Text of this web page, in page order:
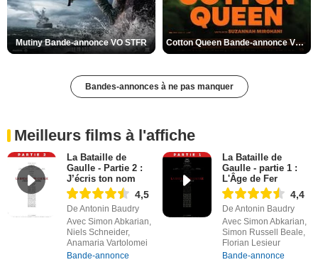
Mutiny Bande-annonce VO STFR Cotton Queen Bande-annonce VO STFR
Bandes-annonces à ne pas manquer
Meilleurs films à l'affiche
La Bataille de
Gaulle - Partie 2 :
J’écris ton nom
4,5
De Antonin Baudry
Avec Simon Abkarian,
Niels Schneider,
Anamaria Vartolomei
Bande-annonce
La Bataille de
Gaulle - partie 1 :
L'Âge de Fer
4,4
De Antonin Baudry
Avec Simon Abkarian,
Simon Russell Beale,
Florian Lesieur
Bande-annonce